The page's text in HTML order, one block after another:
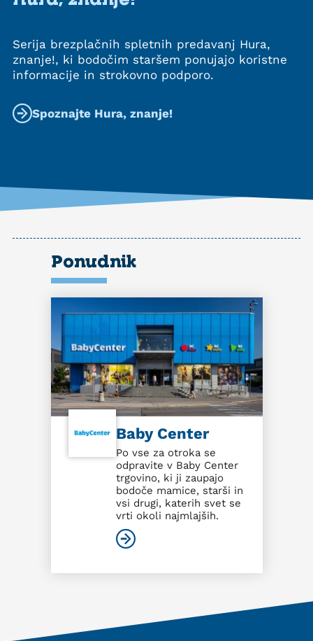
Serija brezplačnih spletnih predavanj Hura,
znanje!, ki bodočim staršem ponujajo koristne
informacije in strokovno podporo.
Spoznajte Hura, znanje!
Ponudnik
Baby Center
Po vse za otroka se
odpravite v Baby Center
trgovino, ki ji zaupajo
bodoče mamice, starši in
vsi drugi, katerih svet se
vrti okoli najmlajših.